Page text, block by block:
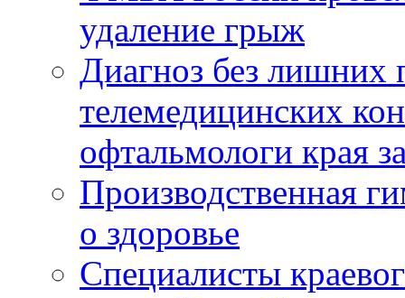
удаление грыж
Диагноз без лишних
телемедицинских
офтальмологи края
Производственная
о здоровье
Специалисты